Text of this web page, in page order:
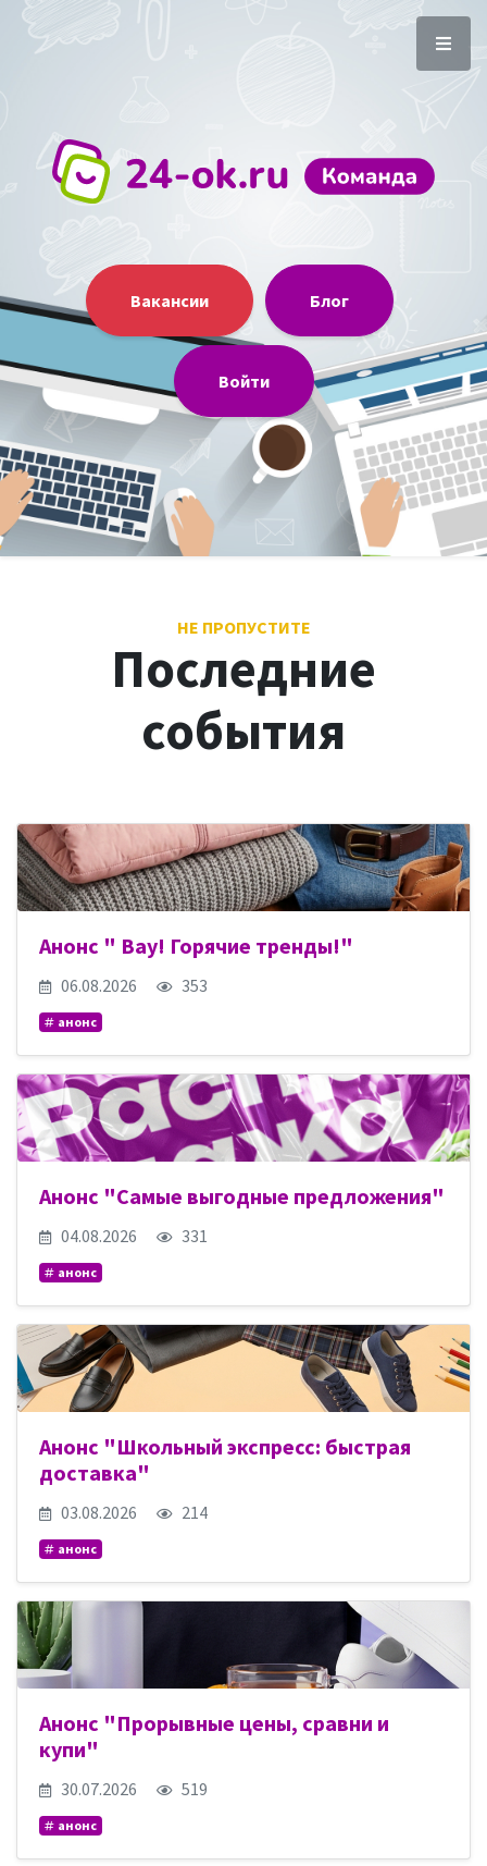
Вакансии Блог
Войти
НЕ ПРОПУСТИТЕ
Последние
события
Анонс " Вау! Горячие тренды!"
06.08.2026 353
анонс
Анонс "Самые выгодные предложения"
04.08.2026 331
анонс
Анонс "Школьный экспресс: быстрая
доставка"
03.08.2026 214
анонс
Анонс "Прорывные цены, сравни и
купи"
30.07.2026 519
анонс